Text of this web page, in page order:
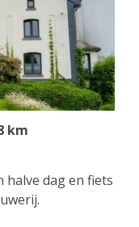
km
dag en fiets